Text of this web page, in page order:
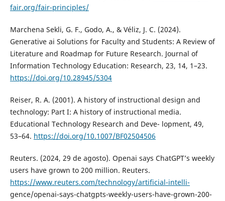
fair.org/fair-principles/
Marchena Sekli, G. F., Godo, A., & Véliz, J. C. (2024).
Generative ai Solutions for Faculty and Students: A Review of
Literature and Roadmap for Future Research. Journal of
Information Technology Education: Research, 23, 14, 1–23.
https://doi.org/10.28945/5304
Reiser, R. A. (2001). A history of instructional design and
technology: Part I: A history of instructional media.
Educational Technology Research and Deve- lopment, 49,
53–64. https://doi.org/10.1007/BF02504506
Reuters. (2024, 29 de agosto). Openai says ChatGPT’s weekly
users have grown to 200 million. Reuters.
https://www.reuters.com/technology/artificial-intelli-
gence/openai-says-chatgpts-weekly-users-have-grown-200-